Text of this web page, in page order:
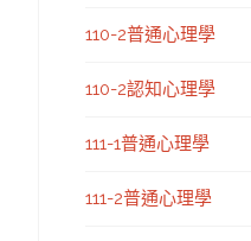
110-2普通心理學
110-2認知心理學
111-1普通心理學
111-2普通心理學